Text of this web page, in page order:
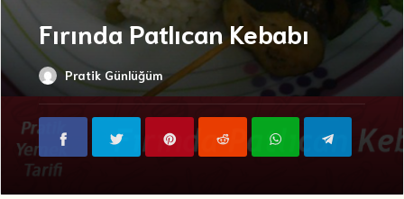
Fırında Patlıcan Kebabı
Pratik Günlüğüm